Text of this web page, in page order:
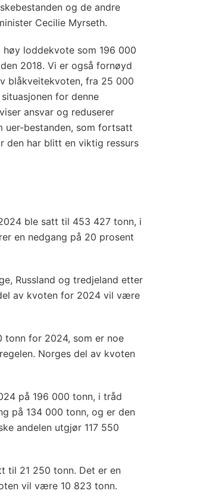
og de andre
Cecilie Myrseth.
loddekvote som 196 000
2018. Vi er også fornøyd
blåkveitekvoten, fra 25 000
for denne
ansvar og reduserer
uer-bestanden, som fortsatt
den har blitt en viktig ressurs
ble satt til 453 427 tonn, i
en nedgang på 20 prosent
Russland og tredjeland etter
av kvoten for 2024 vil være
tonn for 2024, som er noe
Norges del av kvoten
på 196 000 tonn, i tråd
på 134 000 tonn, og er den
andelen utgjør 117 550
til 21 250 tonn. Det er en
vil være 10 823 tonn.